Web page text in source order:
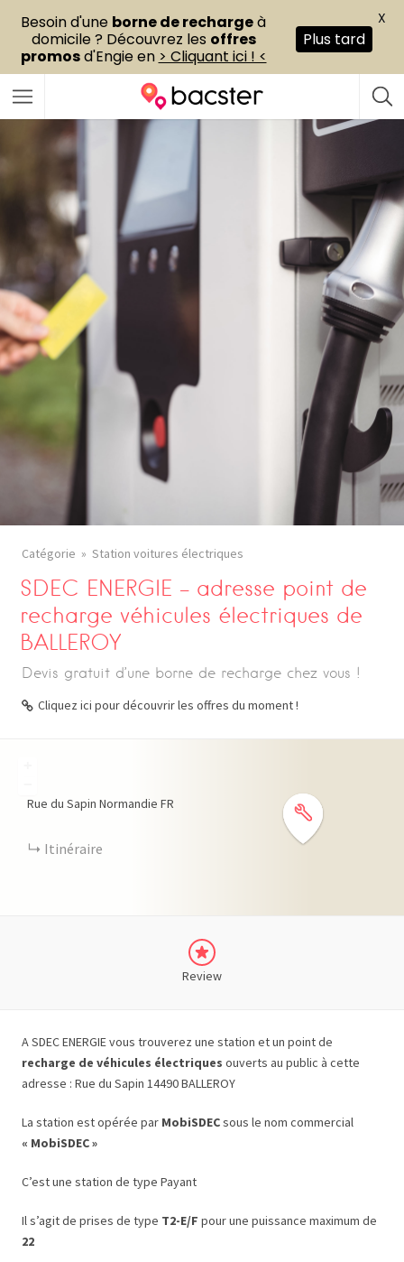
Catégorie Station voitures électriques
SDEC ENERGIE – adresse point de
recharge véhicules électriques de
BALLEROY
Devis gratuit d’une borne de recharge chez vous !
Cliquez ici pour découvrir les offres du moment !
Rue du Sapin Normandie FR
Itinéraire
Review
A SDEC ENERGIE vous trouverez une station et un point de
recharge de véhicules électriques ouverts au public à cette
adresse : Rue du Sapin 14490 BALLEROY
La station est opérée par MobiSDECsous le nom commercial
« MobiSDEC »
C’est une station de type Payant
Il s’agit de prises de type T2-E/F pour une puissance maximum de
22
Besoin d'une borne de rechargeà
domicile ? Découvrez les offres
promosd'Engie en > Cliquant ici ! <
Plus tard
X